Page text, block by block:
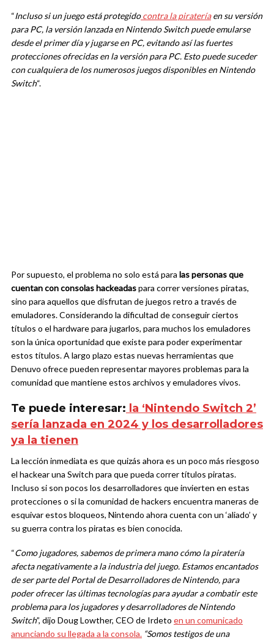
“Incluso si un juego está protegidocontra la pirateríaen su versión
para PC, la versión lanzada en Nintendo Switch puede emularse
desde el primer día y jugarse en PC, evitando así las fuertes
protecciones ofrecidas en la versión para PC. Esto puede suceder
con cualquiera de los numerosos juegos disponibles en Nintendo
Switch“.
Por supuesto, el problema no solo está para las personas que
cuentan con consolas hackeadaspara correr versiones piratas,
sino para aquellos que disfrutan de juegos retro a través de
emuladores. Considerando la dificultad de conseguir ciertos
títulos o el hardware para jugarlos, para muchos los emuladores
son la única oportunidad que existe para poder experimentar
estos títulos. A largo plazo estas nuevas herramientas que
Denuvo ofrece pueden representar mayores problemas para la
comunidad que mantiene estos archivos y emuladores vivos.
Te puede interesar: la ‘Nintendo Switch 2’
sería lanzada en 2024 y los desarrolladores
ya la tienen
La lección inmediata es que quizás ahora es un poco más riesgoso
el hackear una Switch para que pueda correr títulos piratas.
Incluso si son pocos los desarrolladores que invierten en estas
protecciones o si la comunidad de hackers encuentra maneras de
esquivar estos bloqueos, Nintendo ahora cuenta con un ‘aliado’ y
su guerra contra los piratas es bien conocida.
“Como jugadores, sabemos de primera mano cómo la piratería
afecta negativamente a la industria del juego. Estamos encantados
de ser parte del Portal de Desarrolladores de Nintendo, para
poder ofrecer las últimas tecnologías para ayudar a combatir este
problema para los jugadores y desarrolladores de Nintendo
Switch”, dijo Doug Lowther, CEO de Irdeto en un comunicado
anunciando su llegada a la consola. “Somos testigos de una